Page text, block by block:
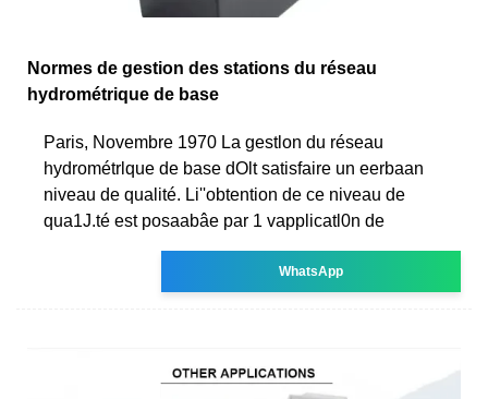
Normes de gestion des stations du réseau
hydrométrique de base
Paris, Novembre 1970 La gestlon du réseau
hydrométrlque de base dOlt satisfaire un eerbaan
niveau de qualité. Li''obtention de ce niveau de
qua1J.té est posaabâe par 1 vapplicatl0n de
WhatsApp